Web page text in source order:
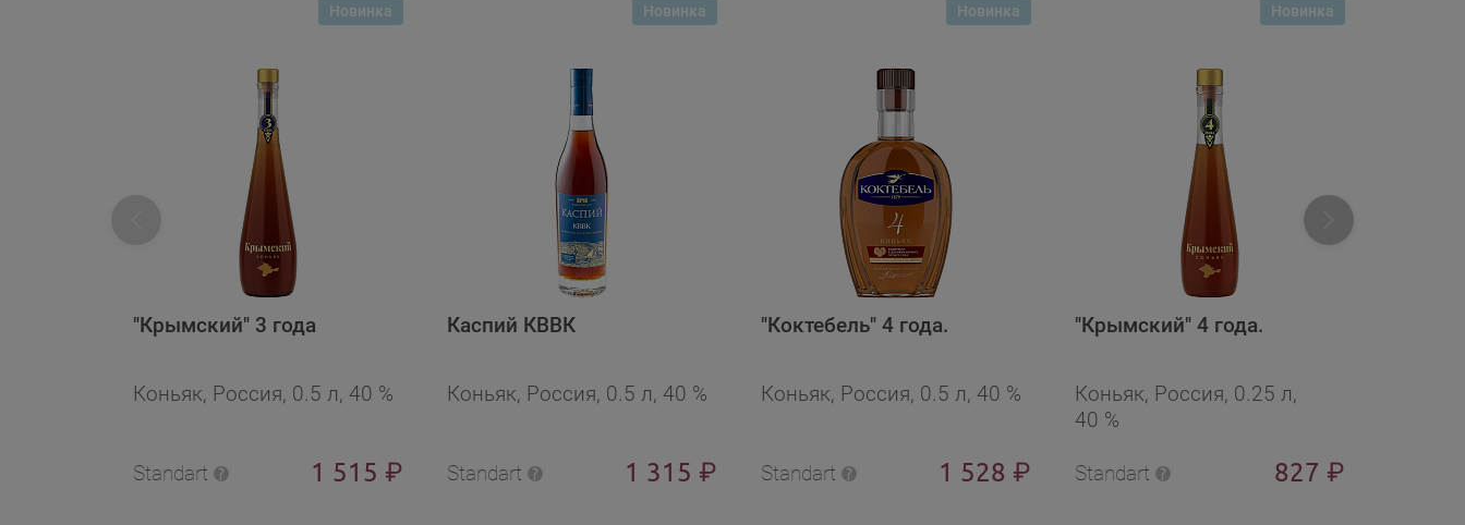
Новинка
"Крымский" 3 года
Коньяк, Россия, 0.5 л, 40 %
Standart 1 515 ₽
Новинка
Каспий КВВК
Коньяк, Россия, 0.5 л, 40 %
Standart 1 315 ₽
Новинка
"Коктебель" 4 года.
Коньяк, Россия, 0.5 л, 40 %
Standart 1 528 ₽
Новинка
"Крымский" 4 года.
Коньяк, Россия, 0.25 л,
40 %
Standart 827 ₽